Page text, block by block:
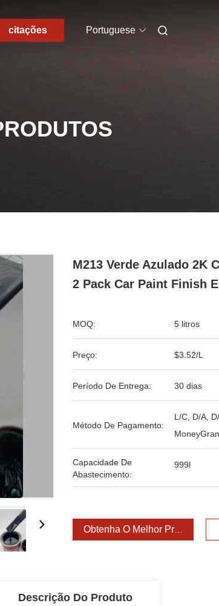
citações Portuguese
M213 Verde Azulado 2K
2 Pack Car Paint Finish
MOQ: 5 litros
Preço: $3.52/L
Período De Entrega: 30 dias
Método De Pagamento:
L/C, D/A,
Capacidade De
Abastecimento:
999l
Obtenha O Melhor Preço
Descrição Do Produto